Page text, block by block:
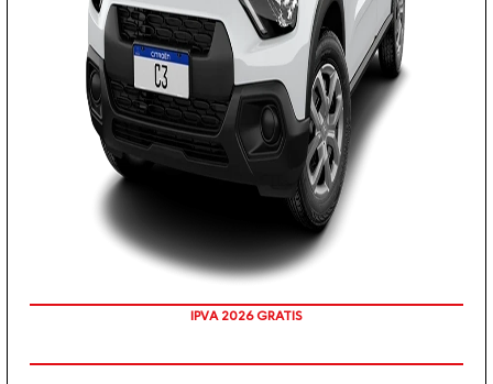
IPVA 2026 GRATIS